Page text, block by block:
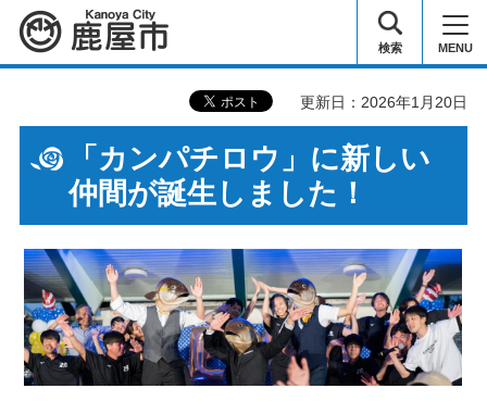
鹿屋市 検索 MENU
更新日：2026年1月20日
「カンパチロウ」に新しい
仲間が誕生しました！